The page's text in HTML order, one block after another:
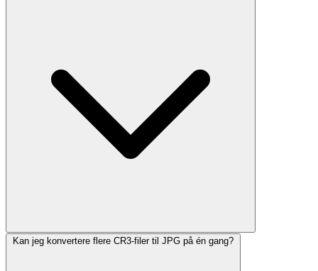
Kan jeg konvertere flere CR3-filer til JPG på én gang?